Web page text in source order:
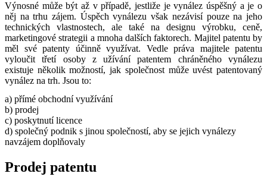
Výnosné může být až v případě, jestliže je vynález úspěšný a je o
něj na trhu zájem. Úspěch vynálezu však nezávisí pouze na jeho
technických vlastnostech, ale také na designu výrobku, ceně,
marketingové strategii a mnoha dalších faktorech. Majitel patentu by
měl své patenty účinně využívat. Vedle práva majitele patentu
vyloučit třetí osoby z užívání patentem chráněného vynálezu
existuje několik možností, jak společnost může uvést patentovaný
vynález na trh. Jsou to:
a) přímé obchodní využívání
b) prodej
c) poskytnutí licence
d) společný podnik s jinou společností, aby se jejich vynálezy
navzájem doplňovaly
Prodej patentu